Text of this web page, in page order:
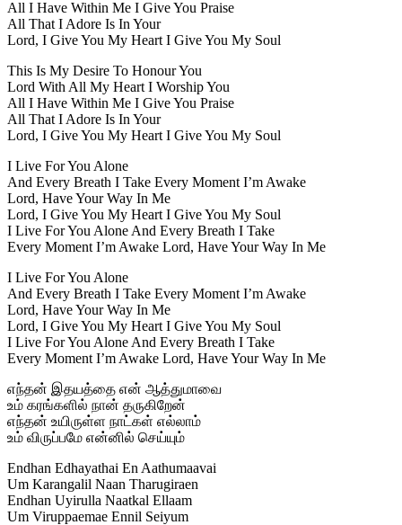
All I Have Within Me I Give You Praise
All That I Adore Is In Your
Lord, I Give You My Heart I Give You My Soul
This Is My Desire To Honour You
Lord With All My Heart I Worship You
All I Have Within Me I Give You Praise
All That I Adore Is In Your
Lord, I Give You My Heart I Give You My Soul
I Live For You Alone
And Every Breath I Take Every Moment I’m Awake
Lord, Have Your Way In Me
Lord, I Give You My Heart I Give You My Soul
I Live For You Alone And Every Breath I Take
Every Moment I’m Awake Lord, Have Your Way In Me
I Live For You Alone
And Every Breath I Take Every Moment I’m Awake
Lord, Have Your Way In Me
Lord, I Give You My Heart I Give You My Soul
I Live For You Alone And Every Breath I Take
Every Moment I’m Awake Lord, Have Your Way In Me
எந்தன் இதயத்தை என் ஆத்துமாவை
உம் கரங்களில் நான் தருகிறேன்
எந்தன் உயிருள்ள நாட்கள் எல்லாம்
உம் விருப்பமே என்னில் செய்யும்
Endhan Edhayathai En Aathumaavai
Um Karangalil Naan Tharugiraen
Endhan Uyirulla Naatkal Ellaam
Um Viruppaemae Ennil Seiyum